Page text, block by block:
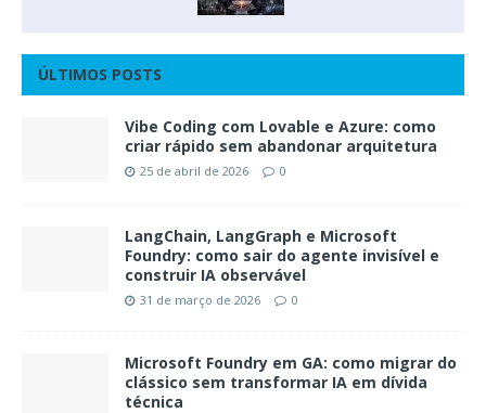
ÚLTIMOS POSTS
Vibe Coding com Lovable e Azure: como
criar rápido sem abandonar arquitetura
25 de abril de 2026 0
LangChain, LangGraph e Microsoft
Foundry: como sair do agente invisível e
construir IA observável
31 de março de 2026 0
Microsoft Foundry em GA: como migrar do
clássico sem transformar IA em dívida
técnica